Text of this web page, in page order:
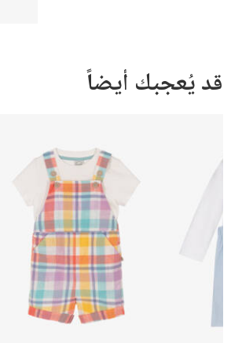
قد يُعجبك أيضاً